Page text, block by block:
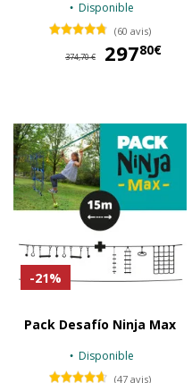
Disponible
(60 avis)
374,70 € 29780€
-21%
Pack Desafío Ninja Max
Disponible
(47 avis)